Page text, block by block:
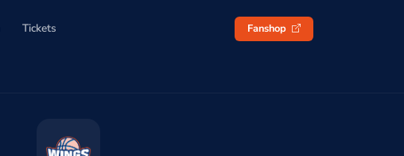
Tickets Fanshop